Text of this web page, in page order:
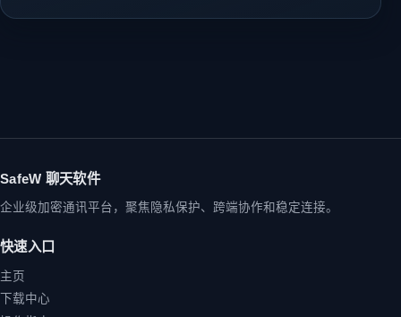
SafeW 聊天软件
企业级加密通讯平台，聚焦隐私保护、跨端协作和稳定连接。
快速入口
主页
下载中心